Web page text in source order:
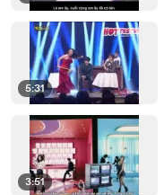
5:31
3:51